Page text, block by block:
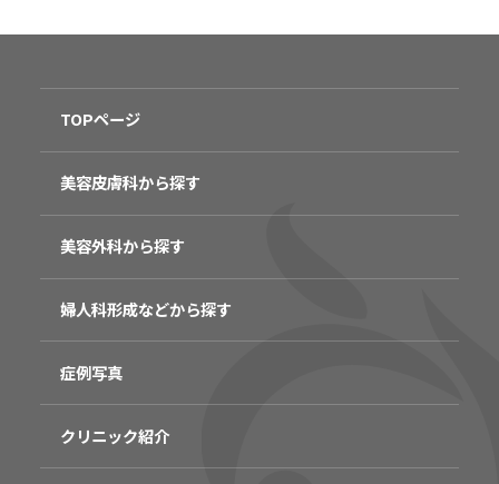
TOPページ
美容皮膚科から探す
美容外科から探す
婦人科形成などから探す
症例写真
クリニック紹介